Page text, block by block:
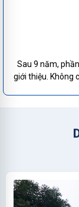
Sau 9 năm,
giới thiệu. Không